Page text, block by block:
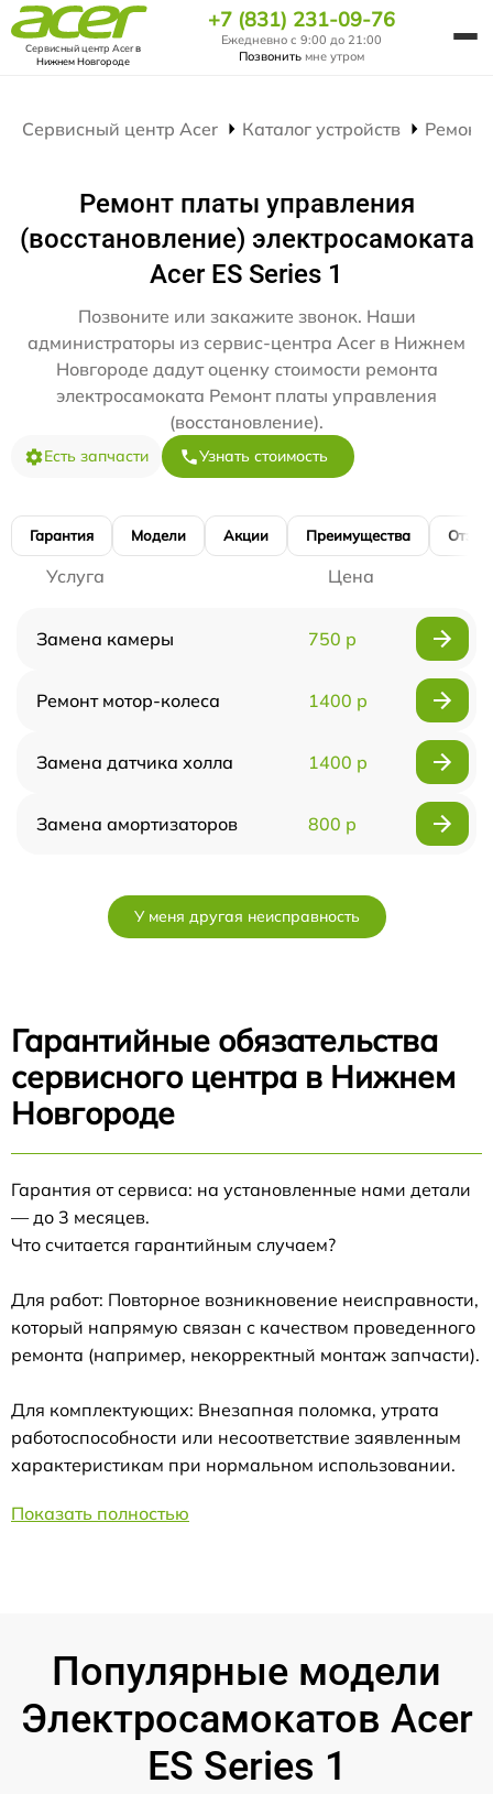
Сервисный центр Acerв
Нижнем Новгороде
+7 (831) 231-09-76
Ежедневно с 9:00 до 21:00
Позвонить мне утром
Сервисный центр Acer Каталог устройств Ремонт
Ремонт платы управления
(восстановление) электросамоката
Acer ES Series 1
Позвоните или закажите звонок. Наши
администраторы из сервис-центра Acer в Нижнем
Новгороде дадут оценку стоимости ремонта
электросамоката Ремонт платы управления
(восстановление).
Есть запчасти Узнать стоимость
Гарантия Модели Акции Преимущества
Услуга Цена
Замена камеры 750 р
Ремонт мотор-колеса 1400 р
Замена датчика холла 1400 р
Замена амортизаторов 800 р
У меня другая неисправность
Гарантийные обязательства
сервисного центра в Нижнем
Новгороде
Гарантия от сервиса: на установленные нами детали
— до 3 месяцев.
Что считается гарантийным случаем?
Для работ: Повторное возникновение неисправности,
который напрямую связан с качеством проведенного
ремонта (например, некорректный монтаж запчасти).
Для комплектующих: Внезапная поломка, утрата
работоспособности или несоответствие заявленным
характеристикам при нормальном использовании.
Показать полностью
Популярные модели
Электросамокатов Acer
ES Series 1